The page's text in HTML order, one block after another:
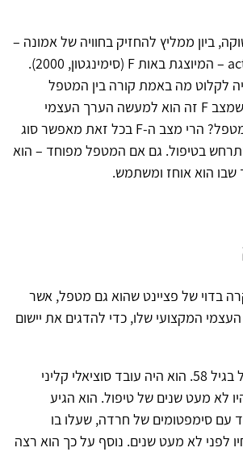
ביון ממליץ להחזיק בחוויה של אמונה –
או בלשונו, act of faith – המיוצגת באות F (סימינגטון, 2000).
לקלוט מה באמת קורה בין המטפל
למטופל. האם ייתכן שמצב F זה הוא למעשה הערך העצמי
המאוזן יחסית של המטפל? הרי מצב ה-F בכל זאת מאפשר סוג
בטיפול. גם אם המטפל מפוחד – הוא
שבו הוא אוחז ומשתמש.
בדוי של פציינט שהוא גם מטפל, אשר
המקצועי שלו, כדי להדגים את יישום
יואב הגיע אלי לטיפול בגיל 58. הוא היה עובד סוציאלי קליני
לא מעט שנים של טיפול. הוא הגיע
עם סימפטומים של חרדה, שעלו בו
לפני לא מעט שנים. נוסף על כך הוא רצה